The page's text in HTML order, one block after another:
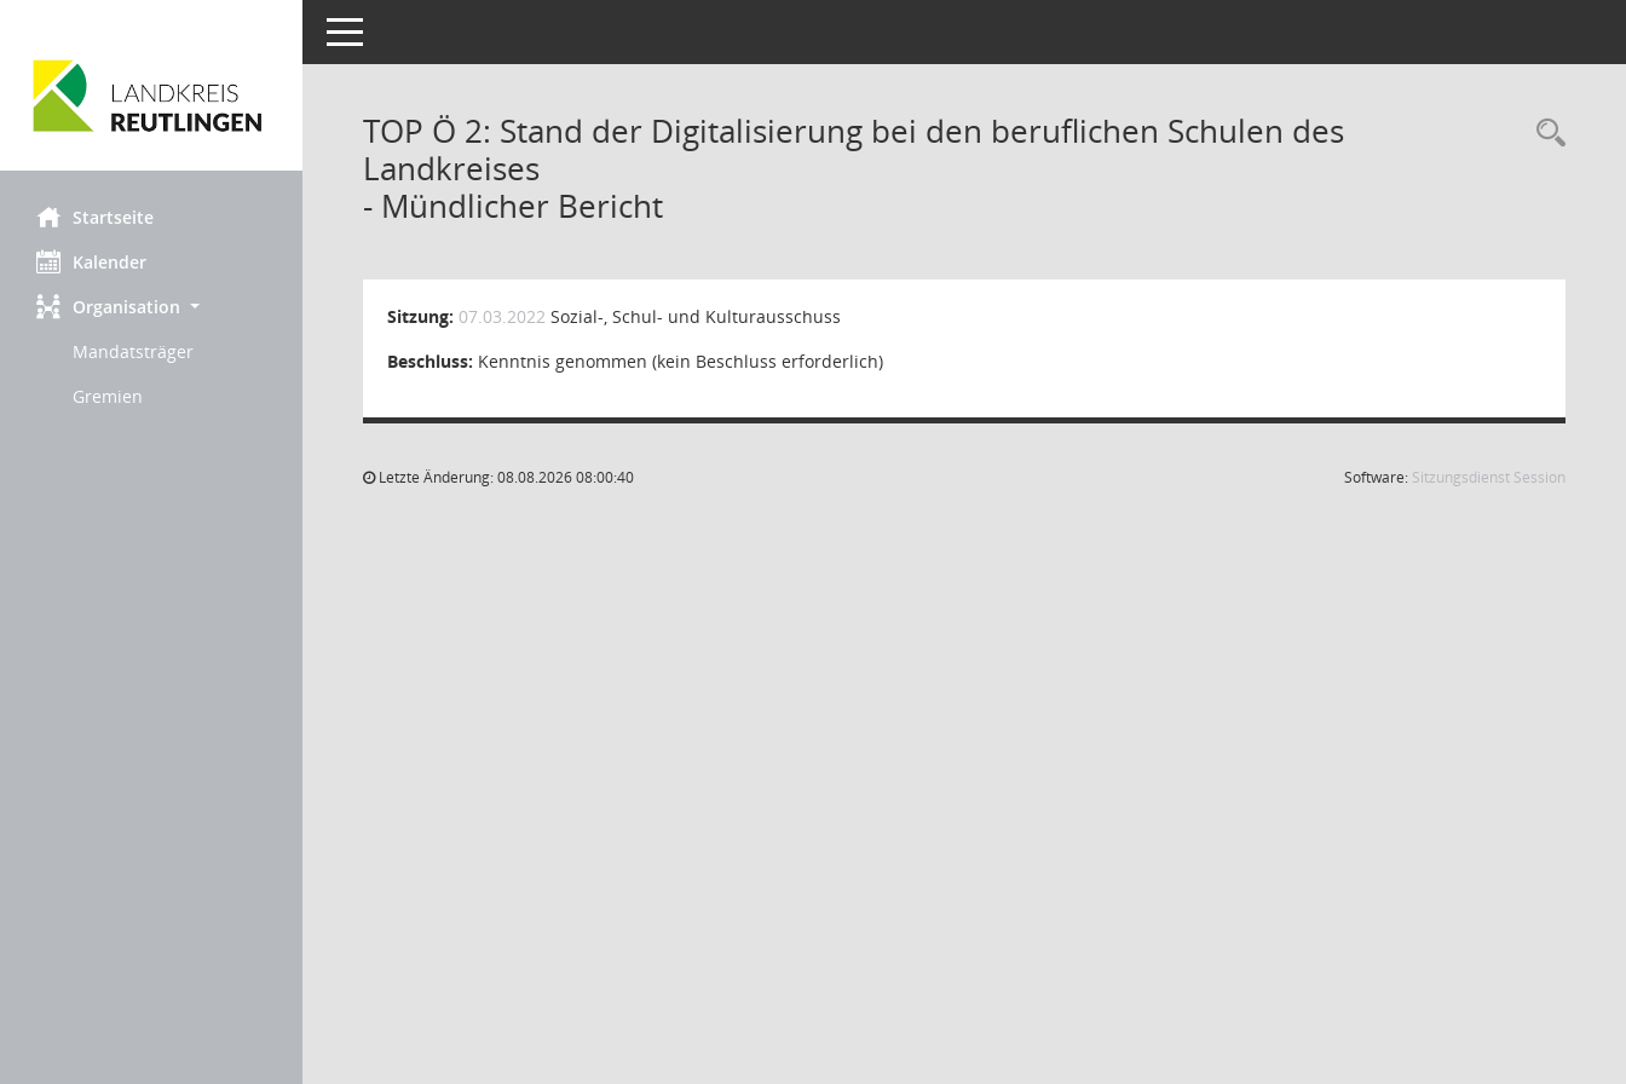
Startseite
Kalender
Organisation
Mandatsträger
Gremien
Toggle navigation
TOP Ö 2: Stand der Digitalisierung bei den beruflichen Schulen des
Landkreises
- Mündlicher Bericht
Sitzung: 07.03.2022 Sozial-, Schul- und Kulturausschuss
Beschluss: Kenntnis genommen (kein Beschluss erforderlich)
Letzte Änderung: 08.08.2026 08:00:40 Software: Sitzungsdienst Session